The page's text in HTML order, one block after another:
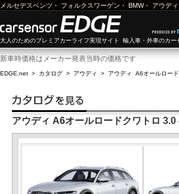
メルセデスベンツ ・ フォルクスワーゲン ・ BMW・ アウディ
大人のためのプレミアカーライフ実現サイト 輸入車・外車のカー
新車時価格はメーカー発表当時の価格です
EDGE.net > カタログ > アウディ > アウディ A6オールロー
アウディ A6オールロードクワトロ 3.0